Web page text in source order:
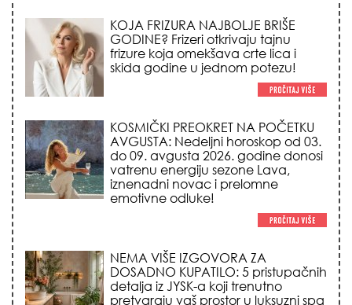
KOSMIČKI PREOKRET NA POČETKU
AVGUSTA: Nedeljni horoskop od 03.
do 09. avgusta 2026. godine donosi
vatrenu energiju sezone Lava,
iznenadni novac i prelomne
NEMA VIŠE IZGOVORA ZA
DOSADNO KUPATILO: 5 pristupačnih
detalja iz JYSK-a koji trenutno
pretvaraju vaš prostor u luksuzni spa
STILISTI SE SLAŽU – OVI NOKTI SU HIT
SEZONE: 5 manikir trendova koji